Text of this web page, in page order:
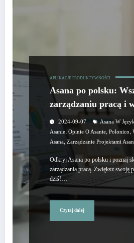
APLIKACJE PRODUKTYWNOŚCI
Asana po polsku:
zarządzaniu pracą i
2024-09-07 Asana W
Asanie, Opinie O Asanie, Polonico,
Asana, Zarządzanie Projektami
Odkryj Asana po polsku i poznaj
zarządzania pracą. Zwiększ swoją
dziś!…
Czytaj dalej